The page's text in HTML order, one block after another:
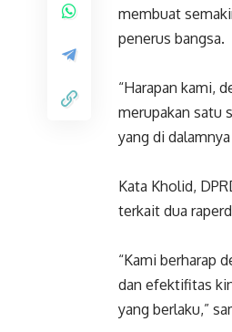
membuat
penerus bangsa.
“Harapan kami,
merupakan satu
yang di
Kata Kholid,
terkait dua
“Kami berharap
dan efektifitas
yang berlaku,”